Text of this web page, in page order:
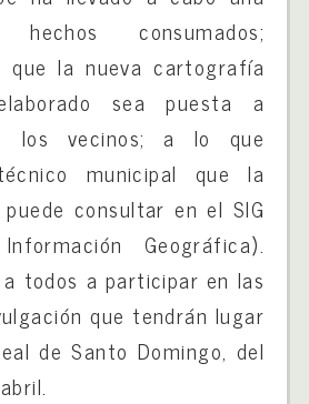
consumados;
que la nueva cartografía
sea puesta a
los vecinos; a lo que
municipal que la
consultar en el SIG
Geográfica).
todos a participar en las
que tendrán lugar
de Santo Domingo, del